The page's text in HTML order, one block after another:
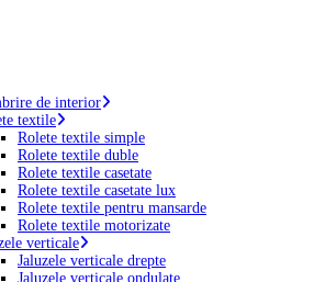
de interior
textile
Rolete textile simple
Rolete textile duble
Rolete textile casetate
Rolete textile casetate lux
Rolete textile pentru mansarde
Rolete textile motorizate
verticale
Jaluzele verticale drepte
Jaluzele verticale ondulate